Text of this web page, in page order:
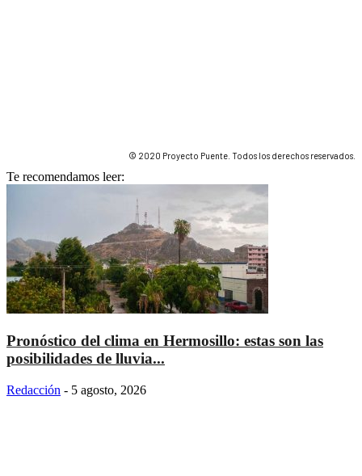
© 2020 Proyecto Puente. Todos los derechos reservados.
Te recomendamos leer:
Pronóstico del clima en Hermosillo: estas son las
posibilidades de lluvia...
Redacción - 5 agosto, 2026